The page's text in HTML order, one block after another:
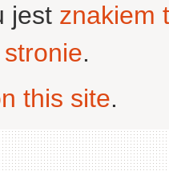
jest znakiem
.
this site.